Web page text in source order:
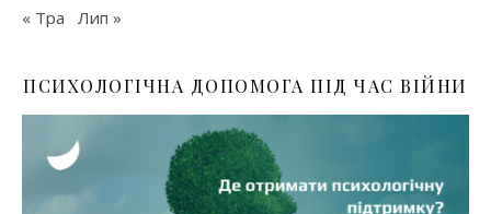
« Тра Лип »
ПСИХОЛОГІЧНА ДОПОМОГА ПІД ЧАС ВІЙНИ